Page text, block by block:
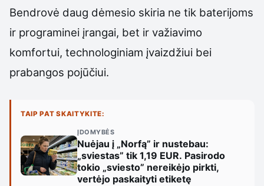
Bendrovė daug dėmesio skiria ne tik baterijoms
ir programinei įrangai, bet ir važiavimo
komfortui, technologiniam įvaizdžiui bei
prabangos pojūčiui.
TAIP PAT SKAITYKITE:
ĮDOMYBĖS
Nuėjau į „Norfą” ir nustebau:
„sviestas” tik 1,19 EUR. Pasirodo
tokio „sviesto” nereikėjo pirkti,
vertėjo paskaityti etiketę